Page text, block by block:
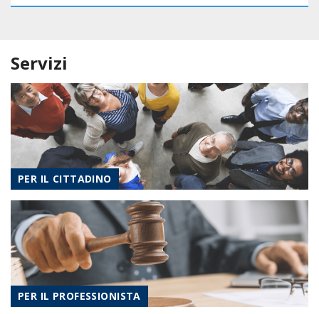
Servizi
PER IL CITTADINO
PER IL PROFESSIONISTA